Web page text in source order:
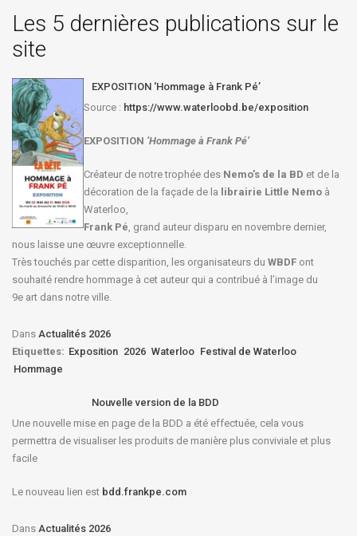
Les 5 dernières publications sur le
site
EXPOSITION ‘Hommage à Frank Pé’
Source : https://www.waterloobd.be/exposition
EXPOSITION ‘Hommage à Frank Pé’
Créateur de notre trophée des Nemo’s de la BD et de la
décoration de la façade de la librairie Little Nemo à
Waterloo,
Frank Pé, grand auteur disparu en novembre dernier,
nous laisse une œuvre exceptionnelle.
Très touchés par cette disparition, les organisateurs du WBDF ont
souhaité rendre hommage à cet auteur qui a contribué à l’image du
9e art dans notre ville.
Dans Actualités 2026
Etiquettes: Exposition 2026 Waterloo Festival de Waterloo
Hommage
Nouvelle version de la BDD
Une nouvelle mise en page de la BDD a été effectuée, cela vous
permettra de visualiser les produits de manière plus conviviale et plus
facile
Le nouveau lien est bdd.frankpe.com
Dans Actualités 2026